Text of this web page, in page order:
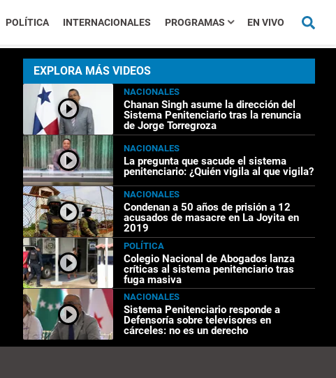
POLÍTICA INTERNACIONALES PROGRAMAS EN VIVO
EXPLORA MÁS VIDEOS
NACIONALES
Chanan Singh asume la dirección del
Sistema Penitenciario tras la renuncia
de Jorge Torregroza
NACIONALES
La pregunta que sacude el sistema
penitenciario: ¿Quién vigila al que vigila?
NACIONALES
Condenan a 50 años de prisión a 12
acusados de masacre en La Joyita en
2019
POLÍTICA
Colegio Nacional de Abogados lanza
críticas al sistema penitenciario tras
fuga masiva
NACIONALES
Sistema Penitenciario responde a
Defensoría sobre televisores en
cárceles: no es un derecho